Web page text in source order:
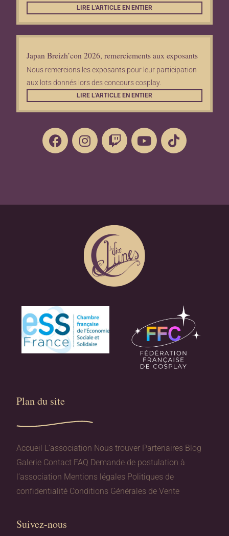
LIRE L'ARTICLE EN ENTIER
Japan Breizh’con 2026, remerciements aux exposants
Nous remercions les exposants pour leur participation
aux lots donnés lors des concours cosplay.
LIRE L'ARTICLE EN ENTIER
Plan du site​
Accueil L’association Nous trouver Partenaires Blog
Galerie Contact FAQ Demande de postulation à
l’association Mentions légales Politiques de
confidentialité Conditions Générales de Vente
Suivez-nous